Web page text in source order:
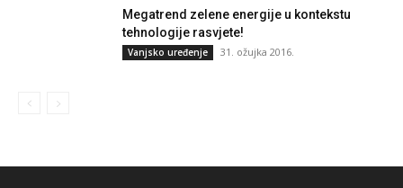
Megatrend zelene energije u kontekstu
tehnologije rasvjete!
Vanjsko uređenje 31. ožujka 2016.